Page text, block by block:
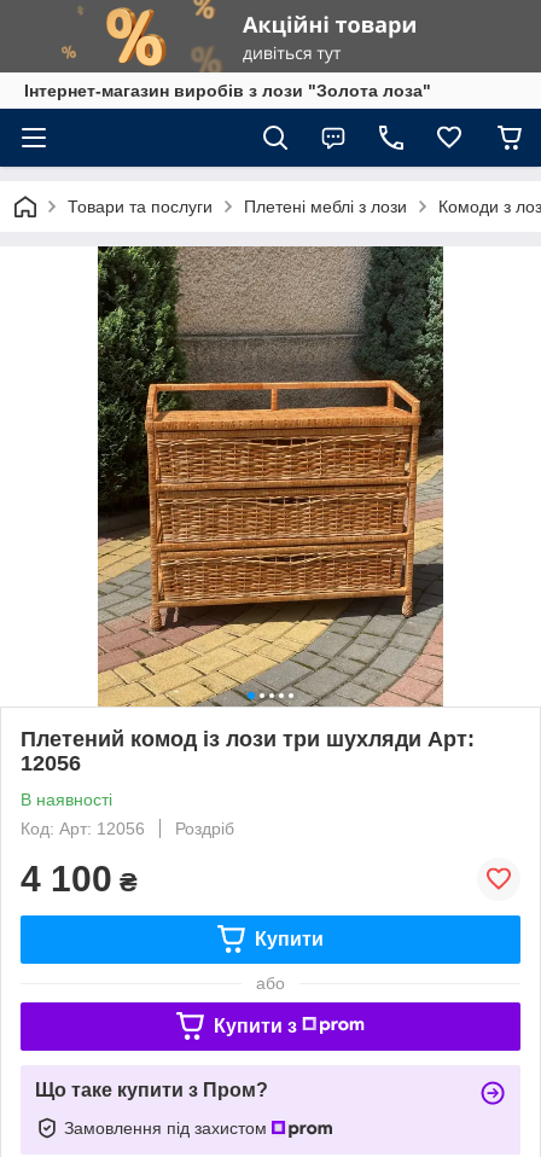
Інтернет-магазин виробів з лози "Золота лоза"
Товари та послуги Плетені меблі з лози Комоди з
Плетений комод із лози три шухляди Арт:
12056
В наявності
Код: Арт: 12056
Роздріб
4 100 ₴
Купити
або
Купити з
Що таке купити з Пром?
Замовлення під захистом